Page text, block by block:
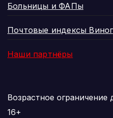
Больницы и ФАПы
Почтовые индексы
Наши партнёры
Возрастное ограничение
16+